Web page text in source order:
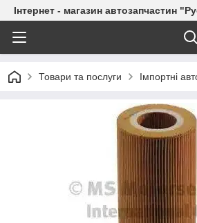
Інтернет - магазин автозапчастин
Товари та послуги Імпортні